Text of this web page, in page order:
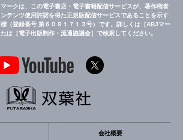
マークは、この電子書店・電子書籍配信サービスが、著作権者
テンツ使用許諾を得た正規版配信サービスであることを示す
（登録番号 第６０９１７１３号）です。詳しくは［ABJマー
は［電子出版制作・流通協議会］で検索してください。
会社概要